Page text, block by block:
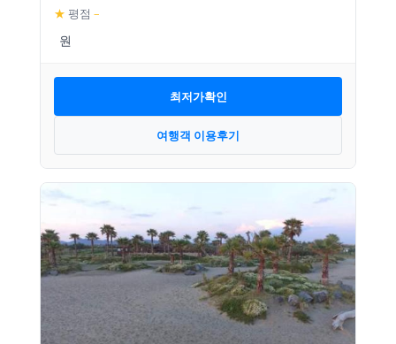
★ 평점 –
최저가확인
여행객 이용후기